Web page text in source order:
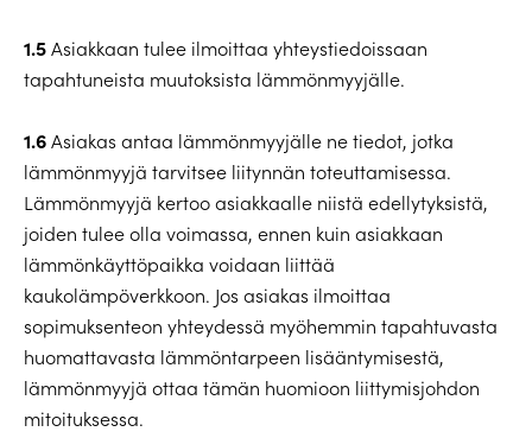
1.5Asiakkaan tulee ilmoittaa yhteystiedoissaan
tapahtuneista muutoksista lämmönmyyjälle.
1.6Asiakas antaa lämmönmyyjälle ne tiedot, jotka
lämmönmyyjä tarvitsee liitynnän toteuttamisessa.
Lämmönmyyjä kertoo asiakkaalle niistä edellytyksistä,
joiden tulee olla voimassa, ennen kuin asiakkaan
lämmönkäyttöpaikka voidaan liittää
kaukolämpöverkkoon. Jos asiakas ilmoittaa
sopimuksenteon yhteydessä myöhemmin tapahtuvasta
huomattavasta lämmöntarpeen lisääntymisestä,
lämmönmyyjä ottaa tämän huomioon liittymisjohdon
mitoituksessa.